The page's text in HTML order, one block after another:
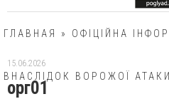
ГЛАВНАЯ » ОФІЦІЙНА
ВНАСЛІДОК ВОРОЖОЇ
15.06.2026
орг01